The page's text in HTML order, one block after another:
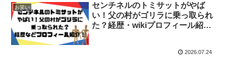
お笑い
センチネルのトミサットがやば
い！父の村がゴリラに乗っ取られ
た？経歴・wikiプロフィール紹
2026.07.24